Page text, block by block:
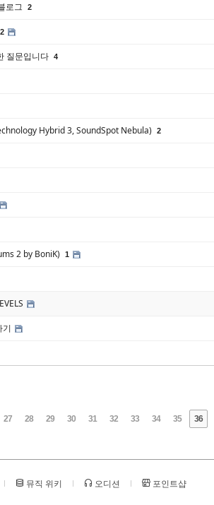
로그 2
2
질문입니다 4
Hybrid 3, SoundSpot Nebula) 2
2 by BoniK) 1
기
27 28 29 30 31 32 33 34 35 36
뮤직 위키 오디션 포인트샵